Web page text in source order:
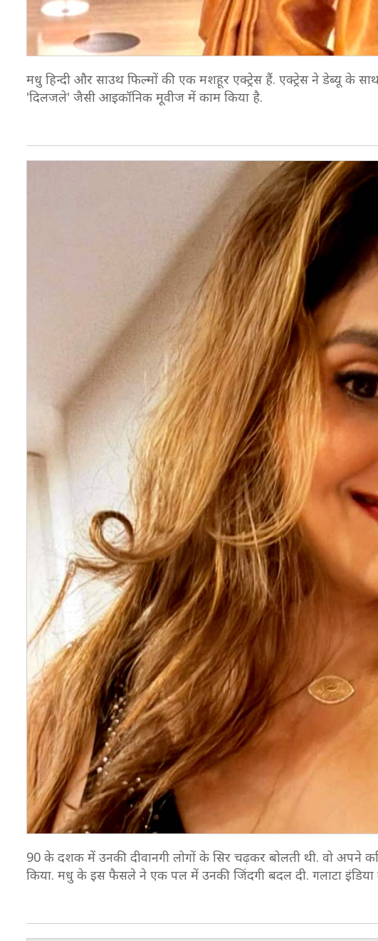
मधु हिन्दी और साउथ फिल्मों की एक मशहूर एक्ट्रेस हैं. एक्ट्रेस ने डेब्यू के
'दिलजले' जैसी आइकॉनिक मूवीज में काम किया है.
90 के दशक में उनकी दीवानगी लोगों के सिर चढ़कर बोलती थी. वो अपने
किया. मधु के इस फैसले ने एक पल में उनकी जिंदगी बदल दी. गलाटा इंडिया